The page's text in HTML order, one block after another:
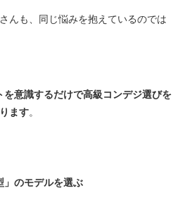
んも、同じ悩みを抱えているのでは
を意識するだけで高級コンデジ選びを
ます。
のモデルを選ぶ